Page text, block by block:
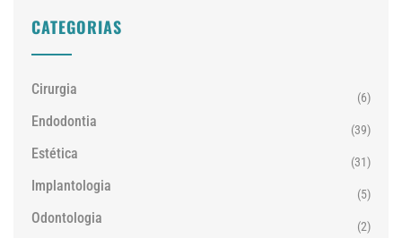
CATEGORIAS
Cirurgia (6)
Endodontia (39)
Estética (31)
Implantologia (5)
Odontologia (2)